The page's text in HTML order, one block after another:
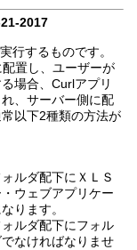
2017
行するものです。
置し、ユーザーが
場合、Curlアプリ
、サーバー側に配
以下2種類の方法が
ルダ配下にＸＬＳ
ウェブアプリケー
ります。
ルダ配下にフォル
なければなりませ